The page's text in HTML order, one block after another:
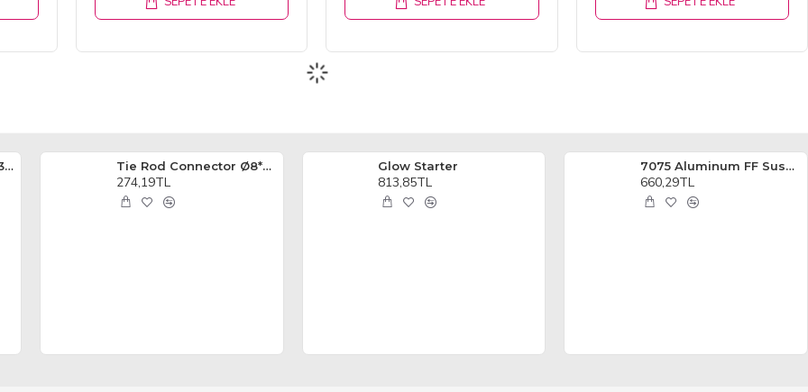
CA Hinge L25*W20*H0.3 4Adet Tie Rod Connector Ø8*6mm(5pcs)
274,19TL
Glow Starter
813,85TL
7075 Aluminum FF Suspension Mount 1.5 Degree For 3racing Sakura Ultimate
660,29TL